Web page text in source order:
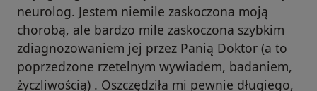
neurolog. Jestem niemile zaskoczona moją
chorobą, ale bardzo mile zaskoczona szybkim
zdiagnozowaniem jej przez Panią Doktor (a to
poprzedzone rzetelnym wywiadem, badaniem,
życzliwością) . Oszczędziła mi pewnie długiego,